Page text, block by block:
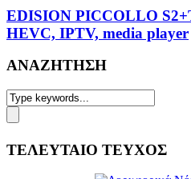
EDISION PICCOLLO
HEVC, IPTV, media player
ΑΝΑΖΗΤΗΣΗ
ΤΕΛΕΥΤΑΙΟ ΤΕΥΧΟΣ